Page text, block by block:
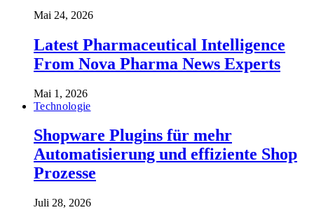
Mai 24, 2026
Latest Pharmaceutical Intelligence
From Nova Pharma News Experts
Mai 1, 2026
Technologie
Shopware Plugins für mehr
Automatisierung und effiziente Shop
Prozesse
Juli 28, 2026